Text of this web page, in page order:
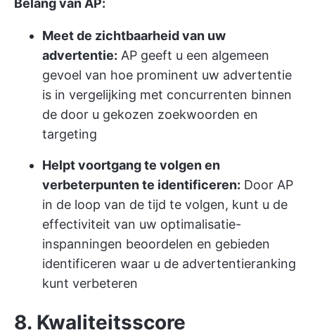
Belang van AP:
Meet de zichtbaarheid van uw
advertentie: AP geeft u een algemeen
gevoel van hoe prominent uw advertentie
is in vergelijking met concurrenten binnen
de door u gekozen zoekwoorden en
targeting
Helpt voortgang te volgen en
verbeterpunten te identificeren: Door AP
in de loop van de tijd te volgen, kunt u de
effectiviteit van uw optimalisatie-
inspanningen beoordelen en gebieden
identificeren waar u de advertentieranking
kunt verbeteren
8. Kwaliteitsscore